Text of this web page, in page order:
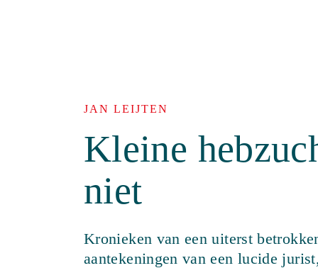
JAN LEIJTEN
Kleine
niet
Kronieken van een uiterst
aantekeningen van een lucide